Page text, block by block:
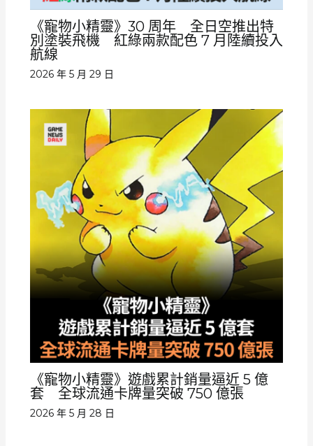
《寵物小精靈》30 周年 全日空推出特
別塗裝飛機 紅綠兩款配色 7 月陸續投入
航線
2026 年 5 月 29 日
《寵物小精靈》遊戲累計銷量逼近 5 億
套 全球流通卡牌量突破 750 億張
2026 年 5 月 28 日